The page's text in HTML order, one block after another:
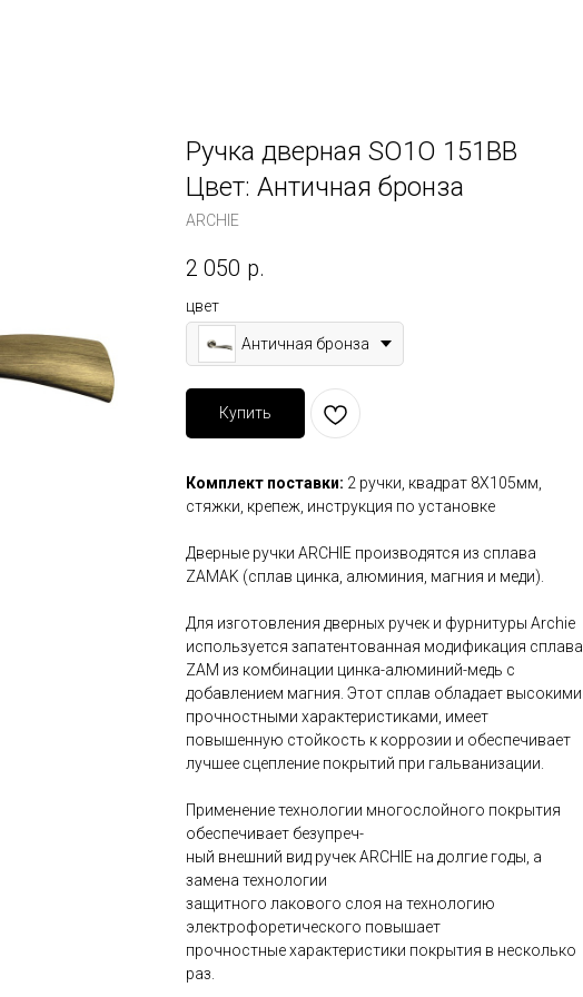
Ручка дверная SO1O 151BB
Цвет: Античная бронза
ARCHIE
2 050 р.
цвет
Античная бронза
Купить
Комплект поставки: 2 ручки, квадрат 8Х105мм,
стяжки, крепеж, инструкция по установке
Дверные ручки ARCHIE производятся из сплава
ZAMAK (сплав цинка, алюминия, магния и меди).
Для изготовления дверных ручек и фурнитуры Archie
используется запатентованная модификация сплава
ZAM из комбинации цинка-алюминий-медь с
добавлением магния. Этот сплав обладает высокими
прочностными характеристиками, имеет
повышенную стойкость к коррозии и обеспечивает
лучшее сцепление покрытий при гальванизации.
Применение технологии многослойного покрытия
обеспечивает безупреч-
ный внешний вид ручек ARCHIE на долгие годы, а
замена технологии
защитного лакового слоя на технологию
электрофоретического повышает
прочностные характеристики покрытия в несколько
раз.